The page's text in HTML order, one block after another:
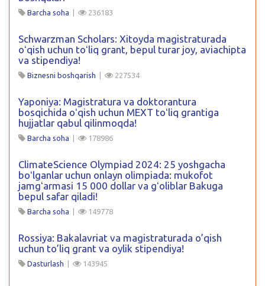
Barcha soha | 236183
Schwarzman Scholars: Xitoyda magistraturada
oʻqish uchun toʻliq grant, bepul turar joy, aviachipta
va stipendiya!
Biznesni boshqarish | 227534
Yaponiya: Magistratura va doktorantura
bosqichida oʻqish uchun MEXT toʻliq grantiga
hujjatlar qabul qilinmoqda!
Barcha soha | 178986
ClimateScience Olympiad 2024: 25 yoshgacha
boʻlganlar uchun onlayn olimpiada: mukofot
jamgʻarmasi 15 000 dollar va gʻoliblar Bakuga
bepul safar qiladi!
Barcha soha | 149778
Rossiya: Bakalavriat va magistraturada o’qish
uchun to’liq grant va oylik stipendiya!
Dasturlash | 143945